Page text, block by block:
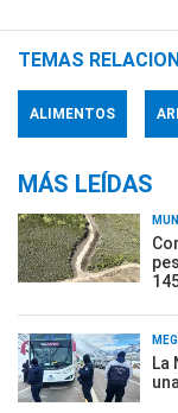
TEMAS
ALIMENTOS
MÁS LEÍDAS
La